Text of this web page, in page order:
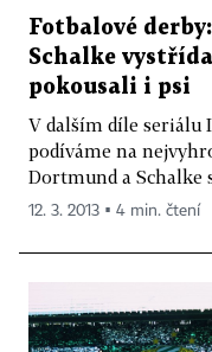
Fotbalové
Schalke
pokousali i psi
V dalším díle seriálu
podíváme na
Dortmund a Schalke
12. 3. 2013 ▪ 4 min. čtení